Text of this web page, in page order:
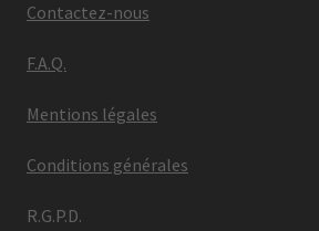
Contactez-nous
F.A.Q.
Mentions légales
Conditions générales
R.G.P.D.